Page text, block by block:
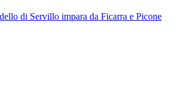
di Servillo impara da Ficarra e Picone